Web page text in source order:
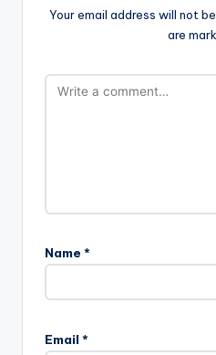
Your email address will not
are
Name *
Email *